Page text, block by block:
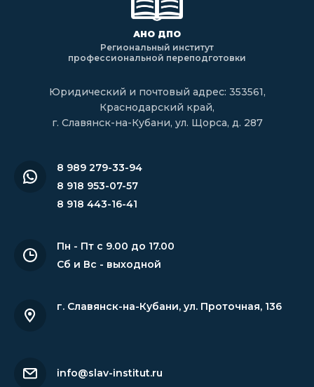
АНО ДПО
Региональный институт
профессиональной переподготовки
Юридический и почтовый адрес: 353561,
Краснодарский край,
г. Славянск-на-Кубани, ул. Щорса, д. 287
8 989 279-33-94
8 918 953-07-57
8 918 443-16-41
Пн - Пт с 9.00 до 17.00
Сб и Вс - выходной
г. Славянск-на-Кубани, ул. Проточная, 136
info@slav-institut.ru